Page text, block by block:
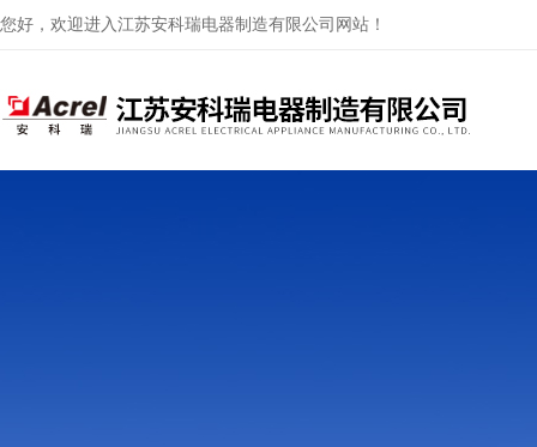
您好，欢迎进入江苏安科瑞电器制造有限公司网站！